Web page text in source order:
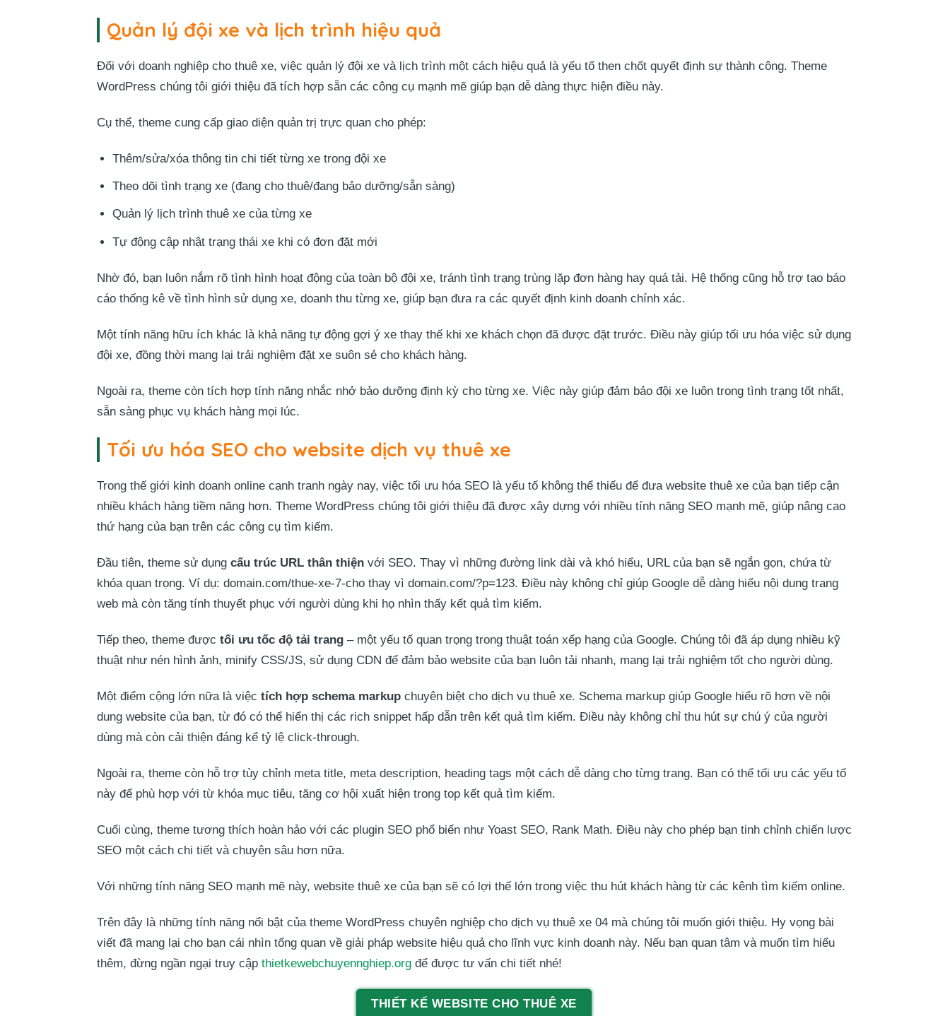
Quản lý đội xe và lịch trình hiệu quả
Đối với doanh nghiệp cho thuê xe, việc quản lý đội xe và lịch trình một cách hiệu quả là yếu tố then chốt quyết định sự thành công. Theme
WordPress chúng tôi giới thiệu đã tích hợp sẵn các công cụ mạnh mẽ giúp bạn dễ dàng thực hiện điều này.
Cụ thể, theme cung cấp giao diện quản trị trực quan cho phép:
Thêm/sửa/xóa thông tin chi tiết từng xe trong đội xe
Theo dõi tình trạng xe (đang cho thuê/đang bảo dưỡng/sẵn sàng)
Quản lý lịch trình thuê xe của từng xe
Tự động cập nhật trạng thái xe khi có đơn đặt mới
Nhờ đó, bạn luôn nắm rõ tình hình hoạt động của toàn bộ đội xe, tránh tình trạng trùng lặp đơn hàng hay quá tải. Hệ thống cũng hỗ trợ tạo báo
cáo thống kê về tình hình sử dụng xe, doanh thu từng xe, giúp bạn đưa ra các quyết định kinh doanh chính xác.
Một tính năng hữu ích khác là khả năng tự động gợi ý xe thay thế khi xe khách chọn đã được đặt trước. Điều này giúp tối ưu hóa việc sử dụng
đội xe, đồng thời mang lại trải nghiệm đặt xe suôn sẻ cho khách hàng.
Ngoài ra, theme còn tích hợp tính năng nhắc nhở bảo dưỡng định kỳ cho từng xe. Việc này giúp đảm bảo đội xe luôn trong tình trạng tốt nhất,
sẵn sàng phục vụ khách hàng mọi lúc.
Tối ưu hóa SEO cho website dịch vụ thuê xe
Trong thế giới kinh doanh online cạnh tranh ngày nay, việc tối ưu hóa SEO là yếu tố không thể thiếu để đưa website thuê xe của bạn tiếp cận
nhiều khách hàng tiềm năng hơn. Theme WordPress chúng tôi giới thiệu đã được xây dựng với nhiều tính năng SEO mạnh mẽ, giúp nâng cao
thứ hạng của bạn trên các công cụ tìm kiếm.
Đầu tiên, theme sử dụng cấu trúc URL thân thiện với SEO. Thay vì những đường link dài và khó hiểu, URL của bạn sẽ ngắn gọn, chứa từ
khóa quan trọng. Ví dụ: domain.com/thue-xe-7-cho thay vì domain.com/?p=123. Điều này không chỉ giúp Google dễ dàng hiểu nội dung trang
web mà còn tăng tính thuyết phục với người dùng khi họ nhìn thấy kết quả tìm kiếm.
Tiếp theo, theme được tối ưu tốc độ tải trang – một yếu tố quan trọng trong thuật toán xếp hạng của Google. Chúng tôi đã áp dụng nhiều kỹ
thuật như nén hình ảnh, minify CSS/JS, sử dụng CDN để đảm bảo website của bạn luôn tải nhanh, mang lại trải nghiệm tốt cho người dùng.
Một điểm cộng lớn nữa là việc tích hợp schema markup chuyên biệt cho dịch vụ thuê xe. Schema markup giúp Google hiểu rõ hơn về nội
dung website của bạn, từ đó có thể hiển thị các rich snippet hấp dẫn trên kết quả tìm kiếm. Điều này không chỉ thu hút sự chú ý của người
dùng mà còn cải thiện đáng kể tỷ lệ click-through.
Ngoài ra, theme còn hỗ trợ tùy chỉnh meta title, meta description, heading tags một cách dễ dàng cho từng trang. Bạn có thể tối ưu các yếu tố
này để phù hợp với từ khóa mục tiêu, tăng cơ hội xuất hiện trong top kết quả tìm kiếm.
Cuối cùng, theme tương thích hoàn hảo với các plugin SEO phổ biến như Yoast SEO, Rank Math. Điều này cho phép bạn tinh chỉnh chiến lược
SEO một cách chi tiết và chuyên sâu hơn nữa.
Với những tính năng SEO mạnh mẽ này, website thuê xe của bạn sẽ có lợi thế lớn trong việc thu hút khách hàng từ các kênh tìm kiếm online.
Trên đây là những tính năng nổi bật của theme WordPress chuyên nghiệp cho dịch vụ thuê xe 04 mà chúng tôi muốn giới thiệu. Hy vọng bài
viết đã mang lại cho bạn cái nhìn tổng quan về giải pháp website hiệu quả cho lĩnh vực kinh doanh này. Nếu bạn quan tâm và muốn tìm hiểu
thêm, đừng ngần ngại truy cập thietkewebchuyennghiep.org để được tư vấn chi tiết nhé!
THIẾT KẾ WEBSITE CHO THUÊ XE